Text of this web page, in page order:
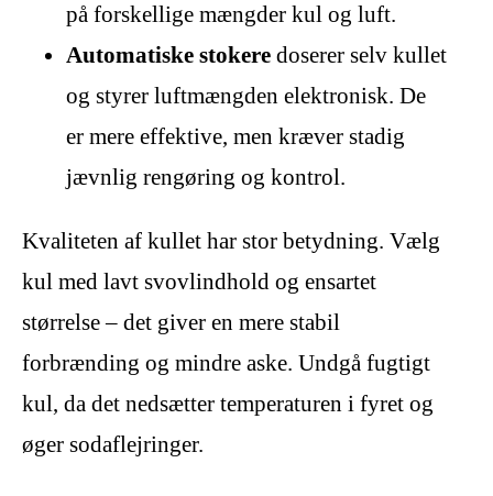
på forskellige mængder kul og luft.
Automatiske stokere doserer selv kullet
og styrer luftmængden elektronisk. De
er mere effektive, men kræver stadig
jævnlig rengøring og kontrol.
Kvaliteten af kullet har stor betydning. Vælg
kul med lavt svovlindhold og ensartet
størrelse – det giver en mere stabil
forbrænding og mindre aske. Undgå fugtigt
kul, da det nedsætter temperaturen i fyret og
øger sodaflejringer.